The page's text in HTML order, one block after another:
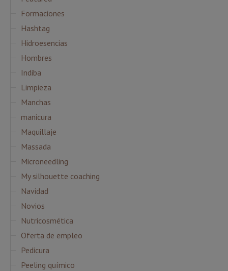
Formaciones
Hashtag
Hidroesencias
Hombres
Indiba
Limpieza
Manchas
manicura
Maquillaje
Massada
Microneedling
My silhouette coaching
Navidad
Novios
Nutricosmética
Oferta de empleo
Pedicura
Peeling químico